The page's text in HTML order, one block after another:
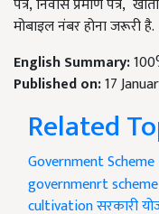
मोबाइल नंबर होना जरूरी है.
English Summary:
Published on:17
Related
Government
governmenrt scheme
cultivationसरकारी